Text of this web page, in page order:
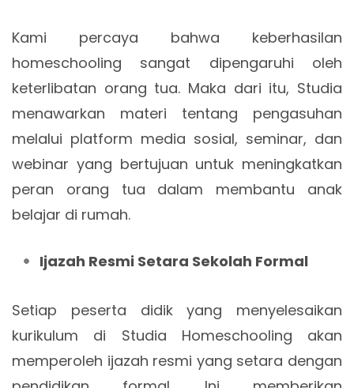
Kami percaya bahwa keberhasilan
homeschooling sangat dipengaruhi oleh
keterlibatan orang tua. Maka dari itu, Studia
menawarkan materi tentang pengasuhan
melalui platform media sosial, seminar, dan
webinar yang bertujuan untuk meningkatkan
peran orang tua dalam membantu anak
belajar di rumah.
Ijazah Resmi Setara Sekolah Formal
Setiap peserta didik yang menyelesaikan
kurikulum di Studia Homeschooling akan
memperoleh ijazah resmi yang setara dengan